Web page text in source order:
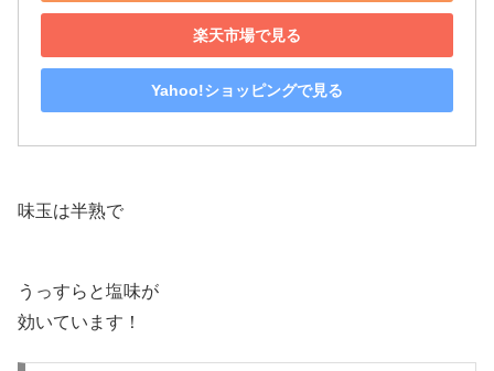
楽天市場で見る
Yahoo!ショッピングで見る
味玉は半熟で
うっすらと塩味が
効いています！